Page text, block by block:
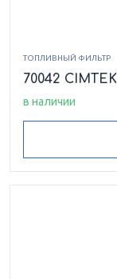
ТОПЛИВНЫЙ ФИЛЬТР
70042 CIMTEK
в наличии